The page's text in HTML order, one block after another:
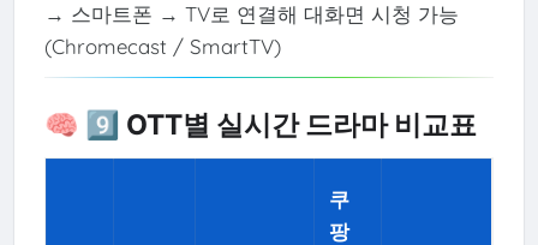
→ 스마트폰 → TV로 연결해 대화면 시청 가능
(Chromecast / SmartTV)
🧠 9️⃣ OTT별 실시간 드라마 비교표
쿠
팡